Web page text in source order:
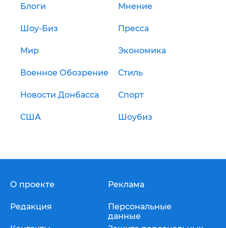
Блоги Мнение
Шоу-Биз Пресса
Мир Экономика
Военное Обозрение Стиль
Новости Донбасса Спорт
США Шоубиз
О проекте
Редакция
Реклама
Персональные
данные